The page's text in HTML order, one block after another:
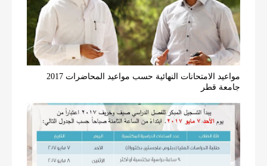
مواعيد الامتحانات النهائية حسب مواعيد المحاضرات 2017
جامعة قطر